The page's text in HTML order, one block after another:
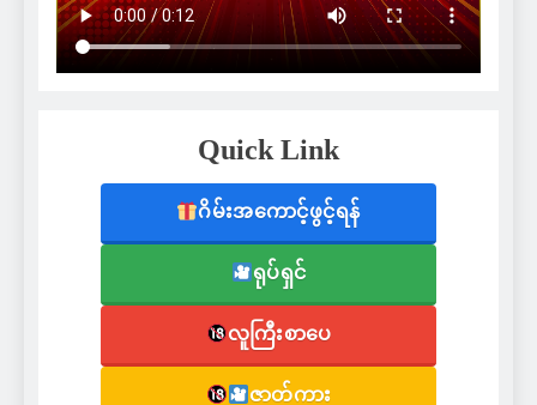
Quick Link
ဂိမ်းအကောင့်ဖွင့်ရန်
ရုပ်ရှင်
လူကြီးစာပေ
ဇာတ်ကား